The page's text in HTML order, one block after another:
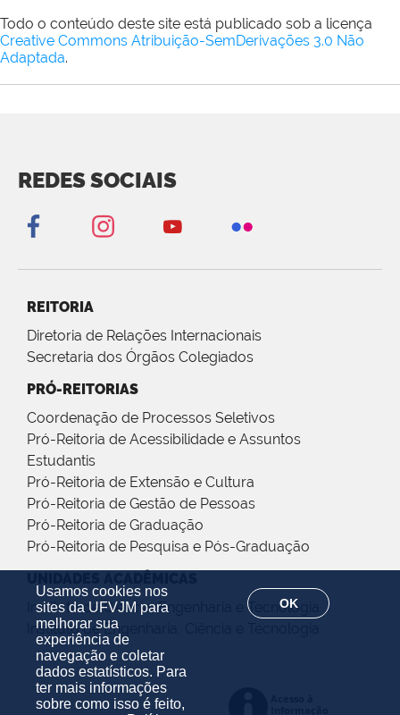
Usamos cookies nos
sites da UFVJM para
melhorar sua
experiência de
navegação e coletar
dados estatísticos. Para
ter mais informações
sobre como isso é feito,
OK
Todo o conteúdo deste site está publicado sob a licença
Creative Commons Atribuição-SemDerivações 3.0 Não
Adaptada.
REDES SOCIAIS
REITORIA
Diretoria de Relações Internacionais
Secretaria dos Órgãos Colegiados
PRÓ-REITORIAS
Coordenação de Processos Seletivos
Pró-Reitoria de Acessibilidade e Assuntos
Estudantis
Pró-Reitoria de Extensão e Cultura
Pró-Reitoria de Gestão de Pessoas
Pró-Reitoria de Graduação
Pró-Reitoria de Pesquisa e Pós-Graduação
Instituto de Ciência, Engenharia e Tecnologia
Instituto de Engenharia, Ciência e Tecnologia